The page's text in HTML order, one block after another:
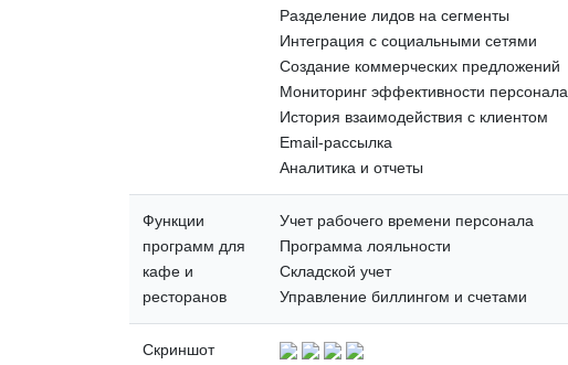
Разделение лидов на сегменты
Интеграция с социальными сетями
Создание коммерческих предложений
Мониторинг эффективности персонала
История взаимодействия с клиентом
Email-рассылка
Аналитика и отчеты
Функции
программ для
кафе и
ресторанов
Учет рабочего времени персонала
Программа лояльности
Складской учет
Управление биллингом и счетами
Скриншот